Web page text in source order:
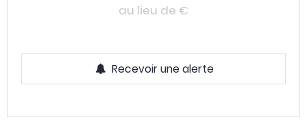
au lieu de €
Recevoir une alerte